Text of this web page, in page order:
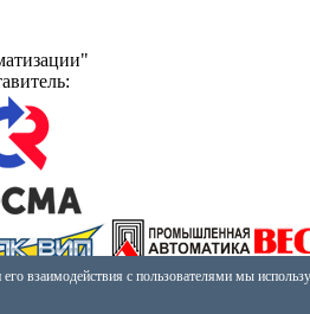
07
взаимодействия с пользователями мы